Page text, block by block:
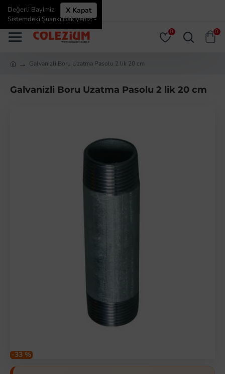
ÜYE GIRIŞI ÜYE OL
0 0
X Kapat
Değerli Bayimiz
Sistemdeki Şuanki Bakiyeniz: -
Galvanizli Boru Uzatma Pasolu 2 lik 20 cm
Galvanizli Boru Uzatma Pasolu 2 lik 20 cm
-33 %